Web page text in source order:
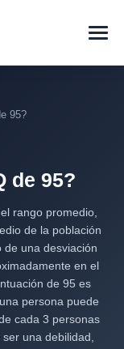
95?
de 95?
rango promedio,
de la población
una desviación
en el
de 95 es
persona puede
cada 3 personas
una debilidad,